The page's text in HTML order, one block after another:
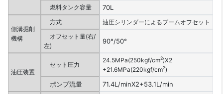
燃料タンク容量
70L
側溝掘削
機構
方式
油圧シリンダーによるブームオフセット
オフセット量(右/
左)
90°/50°
油圧装置
セット圧力
24.5MPa(250kgf/cm2)Χ2
+21.6MPa(220kgf/cm2)
ポンプ流量 71.4L/minΧ2+53.1L/min